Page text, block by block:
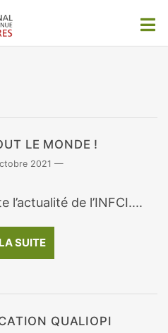
LE MONDE !
2021
de l’INFCI....
SUITE
QUALIOPI